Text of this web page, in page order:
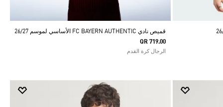
قميص نادي FC BAYERN AUTHENTIC الأساسي لموسم 26/27
QR 719.00
الرجال كرة القدم